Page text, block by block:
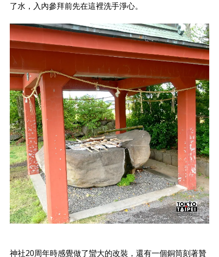
了水，入內參拜前先在這裡洗手淨心。
神社20周年時感覺做了蠻大的改裝，還有一個銅筒刻著贊